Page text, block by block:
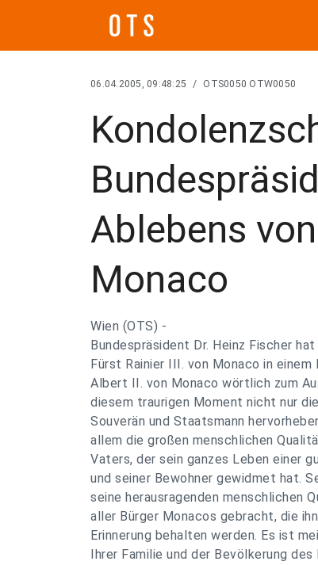
06.04.2005, 09:48:25 / OTS0050 OTW0050
Ablebens
Monaco
Wien (OTS) -
Bundespräsident Dr. Heinz Fischer
Fürst Rainier III. von Monaco in
Albert II. von Monaco wörtlich zum
diesem traurigen Moment nicht nur
Souverän und Staatsmann
allem die großen menschlichen
Vaters, der sein ganzes Leben einer
und seiner Bewohner gewidmet hat.
seine herausragenden menschlichen
aller Bürger Monacos gebracht, die
Erinnerung behalten werden. Es ist
Ihrer Familie und der Bevölkerung